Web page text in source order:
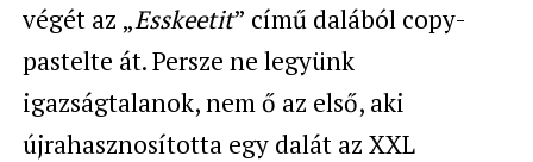
végét az „Esskeetit” című dalából copy-
pastelte át. Persze ne legyünk
igazságtalanok, nem ő az első, aki
újrahasznosította egy dalát az XXL